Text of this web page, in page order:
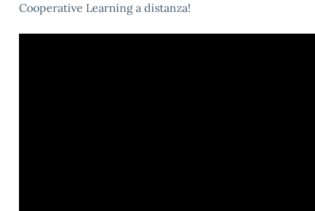
Cooperative Learning a distanza!